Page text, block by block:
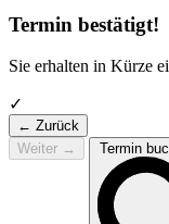
Termin bestätigt!
Sie erhalten in Kürze
✓
← Zurück
Weiter → Termin